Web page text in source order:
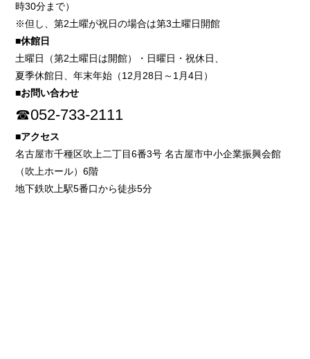
時30分まで）
※但し、第2土曜が祝日の場合は第3土曜日開館
■休館日
土曜日（第2土曜日は開館）・日曜日・祝休日、
夏季休館日、年末年始（12月28日～1月4日）
■お問い合わせ
☎052-733-2111
■アクセス
名古屋市千種区吹上二丁目6番3号 名古屋市中小企業振興会館
（吹上ホール）6階
地下鉄吹上駅5番口から徒歩5分